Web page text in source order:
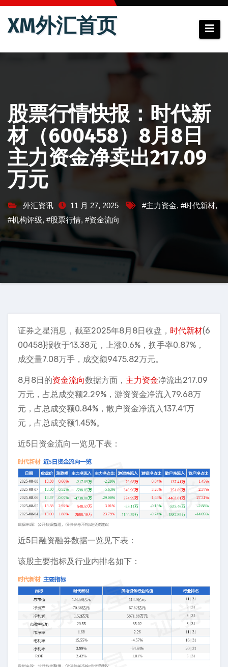
跳
XM外汇首页
股票行情快报：时代新
材（600458）8月8日
主力资金净卖出217.09
万元
外汇资讯 11 月 27, 2025 #主力资金, #时代新材,
#机构评级, #股票行情, #资金流向
证券之星消息，截至2025年8月8日收盘， 时代新材(6
00458)报收于13.38元，上涨0.6%，换手率0.87%，
成交量7.08万手，成交额9475.82万元。
8月8日的资金流向数据方面， 主力资金净流出217.09
万元，占总成交额2.29%，游资资金净流入79.68万
元，占总成交额0.84%，散户资金净流入137.41万
元，占总成交额1.45%。
近5日资金流向一览见下表：
近5日融资融券数据一览见下表：
该股主要指标及行业内排名如下：